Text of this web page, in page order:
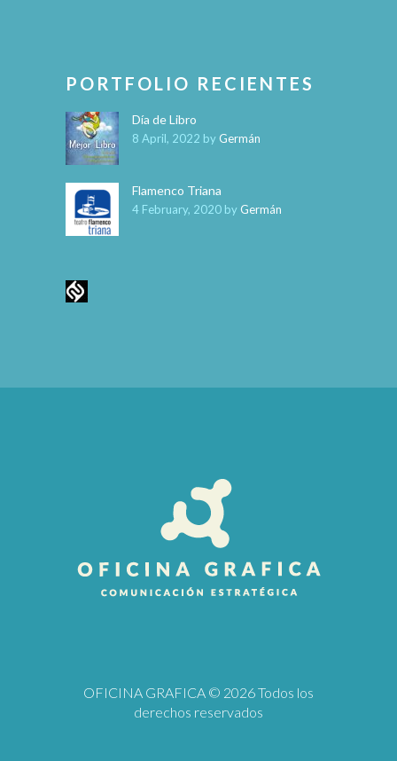
PORTFOLIO RECIENTES
Día de Libro
8 April, 2022 byGermán
Flamenco Triana
4 February, 2020 byGermán
OFICINA GRAFICA © 2026 Todos los
derechos reservados